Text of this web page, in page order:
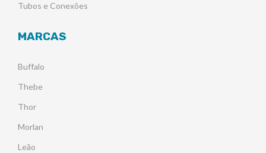
Tubos e Conexões
MARCAS
Buffalo
Thebe
Thor
Morlan
Leão